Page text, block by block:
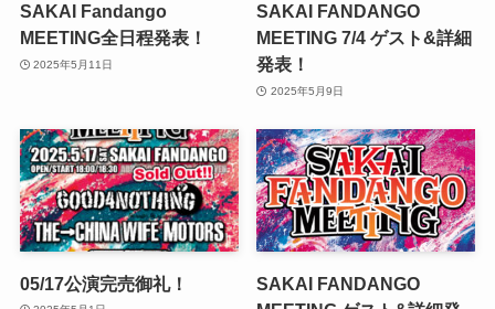
SAKAI Fandango
MEETING全日程発表！
2025年5月11日
SAKAI FANDANGO
MEETING 7/4 ゲスト&詳細
発表！
2025年5月9日
05/17公演完売御礼！
SAKAI FANDANGO